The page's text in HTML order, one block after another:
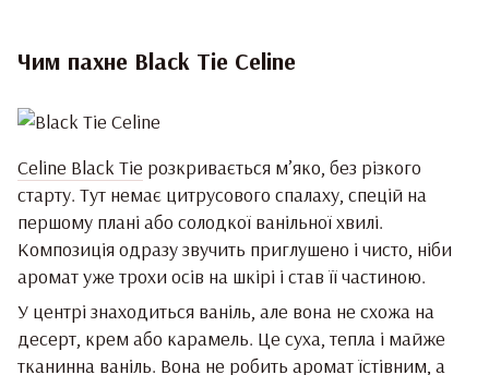
Чим пахне Black Tie Celine
Celine Black Tie розкривається м’яко, без різкого
старту. Тут немає цитрусового спалаху, спецій на
першому плані або солодкої ванільної хвилі.
Композиція одразу звучить приглушено і чисто, ніби
аромат уже трохи осів на шкірі і став її частиною.
У центрі знаходиться ваніль, але вона не схожа на
десерт, крем або карамель. Це суха, тепла і майже
тканинна ваніль. Вона не робить аромат їстівним, а